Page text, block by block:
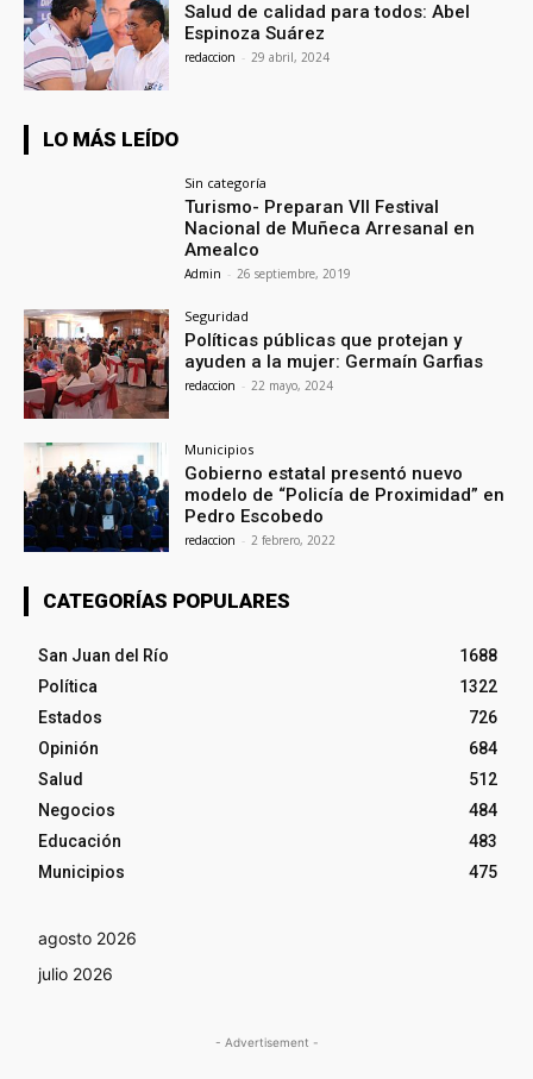
Salud de calidad para todos: Abel
Espinoza Suárez
redaccion - 29 abril, 2024
LO MÁS LEÍDO
Sin categoría
Turismo- Preparan VII Festival
Nacional de Muñeca Arresanal en
Amealco
Admin - 26 septiembre, 2019
Seguridad
Políticas públicas que protejan y
ayuden a la mujer: Germaín Garfias
redaccion - 22 mayo, 2024
Municipios
Gobierno estatal presentó nuevo
modelo de “Policía de Proximidad” en
Pedro Escobedo
redaccion - 2 febrero, 2022
CATEGORÍAS POPULARES
San Juan del Río
1688
Política
1322
Estados
726
Opinión
684
Salud
512
Negocios
484
Educación
483
Municipios
475
agosto 2026
julio 2026
- Advertisement -